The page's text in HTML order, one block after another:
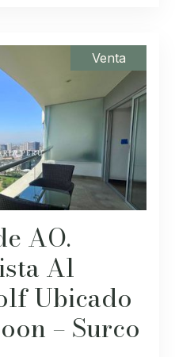
Venta
AO.
Al
Ubicado
– Surco